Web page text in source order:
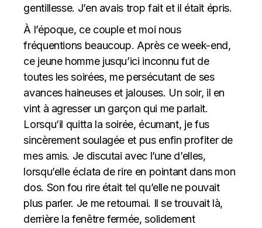
gentillesse. J’en avais trop fait et il était épris.
À l’époque, ce couple et moi nous
fréquentions beaucoup. Après ce week-end,
ce jeune homme jusqu’ici inconnu fut de
toutes les soirées, me persécutant de ses
avances haineuses et jalouses. Un soir, il en
vint à agresser un garçon qui me parlait.
Lorsqu’il quitta la soirée, écumant, je fus
sincèrement soulagée et pus enfin profiter de
mes amis. Je discutai avec l’une d’elles,
lorsqu’elle éclata de rire en pointant dans mon
dos. Son fou rire était tel qu’elle ne pouvait
plus parler. Je me retournai. Il se trouvait là,
derrière la fenêtre fermée, solidement